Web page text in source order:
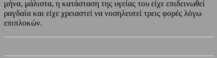
μήνα, μάλιστα, η κατάσταση της υγείας του είχε επιδεινωθεί
ραγδαία και είχε χρειαστεί να νοσηλευτεί τρεις φορές λόγω
επιπλοκών.